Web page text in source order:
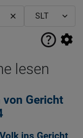
lesen
von Gericht